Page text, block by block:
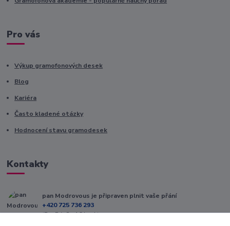
Pro vás
Výkup gramofonových desek
Blog
Kariéra
Často kladené otázky
Hodnocení stavu gramodesek
Kontakty
pan Modrovous je připraven plnit vaše přání
+420 725 736 293
(Po-Pá, 8 - 16 hod.)